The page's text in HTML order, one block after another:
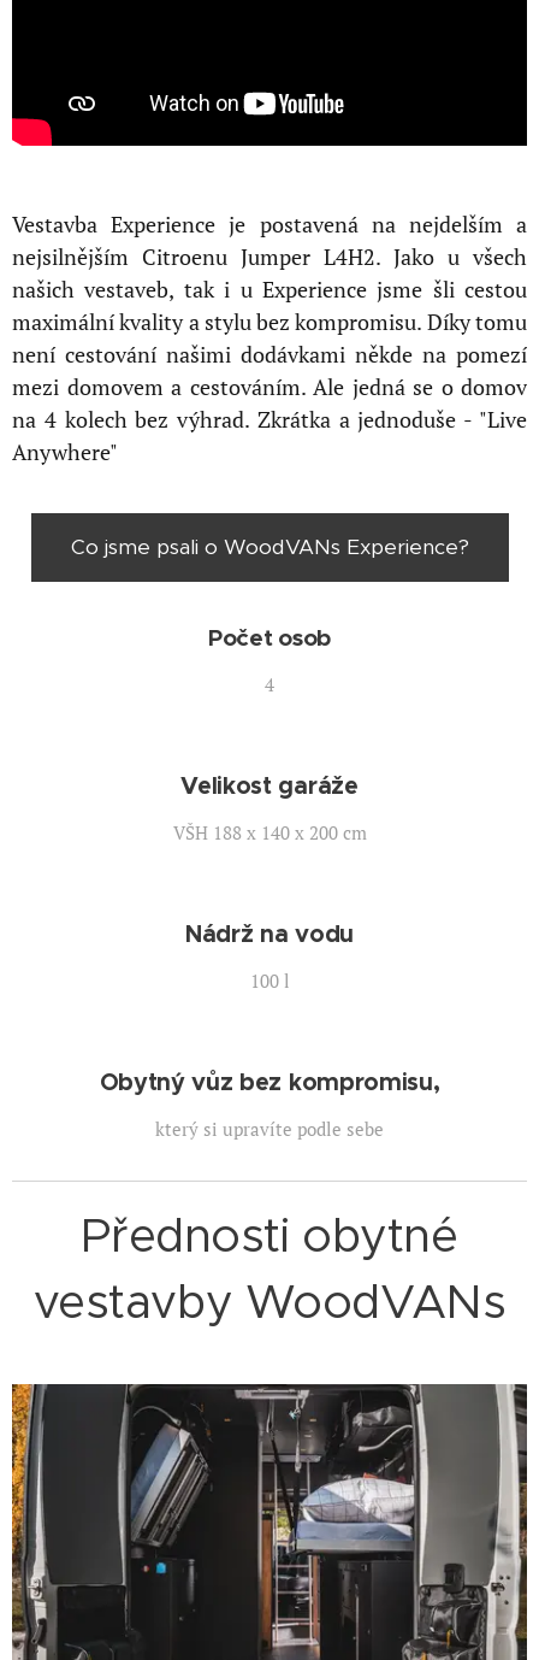
Vestavba Experience je postavená na nejdelším a
nejsilnějším Citroenu Jumper L4H2. Jako u všech
našich vestaveb, tak i u Experience jsme šli cestou
maximální kvality a stylubez kompromisu. Díky tomu
není cestování našimi dodávkami někde na pomezí
mezi domovem a cestováním. Ale jedná se o domov
na 4 kolech bez výhrad. Zkrátka a jednoduše - "Live
Anywhere"
Co jsme psali o WoodVANs Experience?
Počet osob
4
Velikost garáže
VŠH 188 x 140 x 200 cm
Nádrž na vodu
100 l
Obytný vůz bez kompromisu,
který si upravíte podle sebe
Přednosti obytné
vestavby WoodVANs